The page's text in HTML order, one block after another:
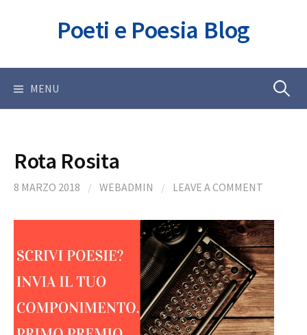
Poeti e Poesia Blog
MENU Ricerca
Rota Rosita
8 MARZO 2018 / WEBADMIN / LEAVE A COMMENT